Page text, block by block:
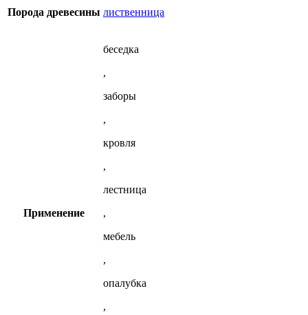
Порода древесины лиственница
Применение
беседка
,
заборы
,
кровля
,
лестница
,
мебель
,
опалубка
,